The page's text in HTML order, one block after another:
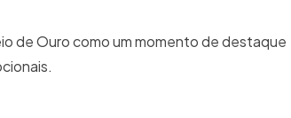
de Ouro como um momento de destaque